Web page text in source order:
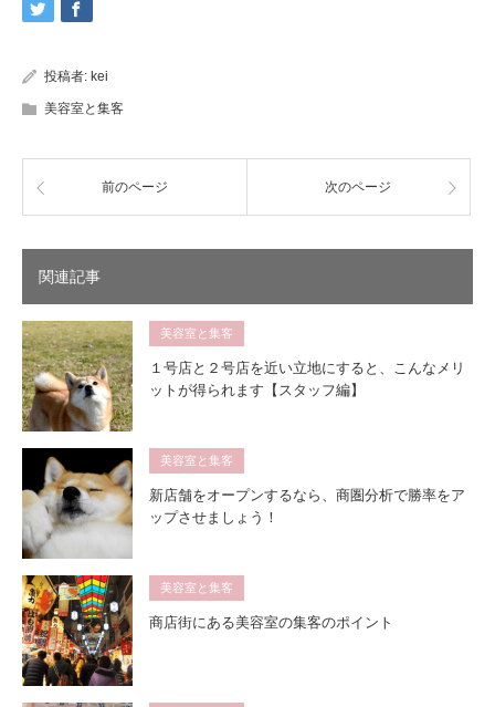
投稿者: kei
美容室と集客
前のページ 次のページ
関連記事
美容室と集客
１号店と２号店を近い立地にすると、こんなメリ
ットが得られます【スタッフ編】
美容室と集客
新店舗をオープンするなら、商圏分析で勝率をア
ップさせましょう！
美容室と集客
商店街にある美容室の集客のポイント